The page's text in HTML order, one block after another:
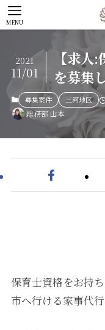
MENU
【求人
を募集
2021
11/01
募集案件 三河地区
総務部 山本
保育士資格をお持
市へ行ける家事代